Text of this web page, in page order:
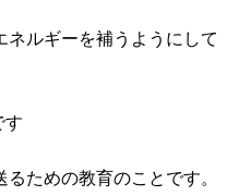
ネルギーを補うようにして
す
るための教育のことです。